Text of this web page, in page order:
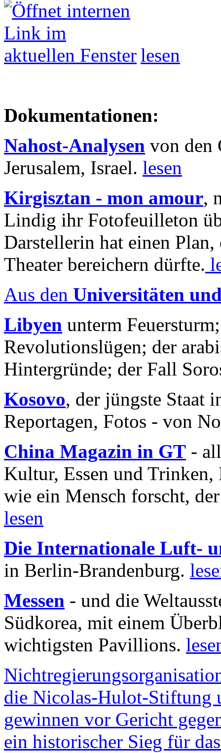
lesen
Dokumentationen:
Nahost-Analysen von den
Jerusalem, Israel. lesen
Kirgisztan - mon amour,
Lindig ihr Fotofeuilleton
Darstellerin hat einen Plan,
Theater bereichern dürfte.
Aus den Universitäten
Libyen unterm
Revolutionslügen; der
Hintergründe; der Fall
Kosovo, der jüngste Staat
Reportagen, Fotos - von
China Magazin in GT -
Kultur, Essen und
wie ein Mensch forscht,
lesen
Die Internationale Luft-
in Berlin-Brandenburg.
Messen - und die
Südkorea, mit einem
wichtigsten Pavillions.
die Nicolas-Hulot-Stiftung
gewinnen vor Gericht
ein historischer Sieg für